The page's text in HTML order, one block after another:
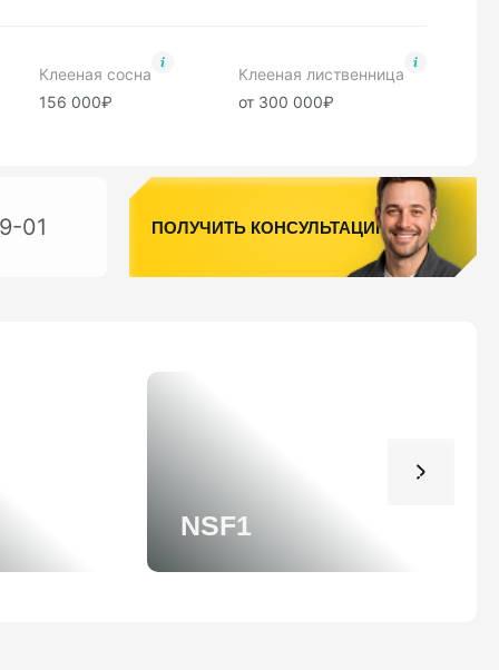
Клееная сосна
156 000₽
Клееная лиственница
от 300 000₽
01 ПОЛУЧИТЬ КОНСУЛЬТАЦИЮ
NSF1